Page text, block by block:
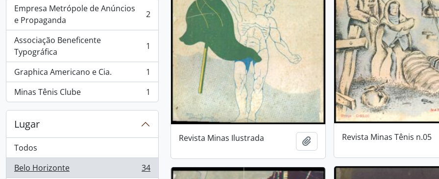
Empresa Metrópole de Anúncios
e Propaganda
, 2 resultados 2
Associação Beneficente
Typográfica
, 1 resultados 1
Graphica Americano e Cia.
, 1 resultados
1
Minas Tênis Clube
, 1 resultados 1
Lugar
Todos
Belo Horizonte
, 34 resultados
34
Revista Minas Ilustrada Añadir al portapapeles
Revista Minas Tênis n.05